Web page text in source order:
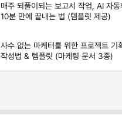
매주 되풀이되는 보고서 작업, AI 자동
10분 만에 끝내는 법 (템플릿 제공)
사수 없는 마케터를 위한 프로젝트 기
작성법 & 템플릿 (마케팅 문서 3종)